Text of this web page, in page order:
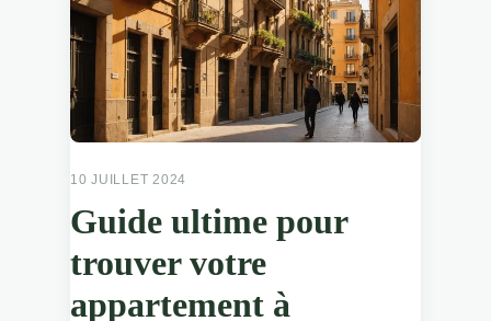
10 JUILLET 2024
Guide ultime pour
trouver votre
appartement à